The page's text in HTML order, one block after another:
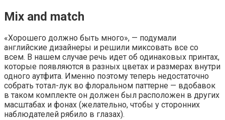
Mix and match
«Хорошего должно быть много», — подумали
английские дизайнеры и решили миксовать все со
всем. В нашем случае речь идет об одинаковых принтах,
которые появляются в разных цветах и размерах внутри
одного аутфита. Именно поэтому теперь недостаточно
собрать тотал-лук во флоральном паттерне — вдобавок
в таком комплекте он должен был расположен в других
масштабах и фонах (желательно, чтобы у сторонних
наблюдателей рябило в глазах).